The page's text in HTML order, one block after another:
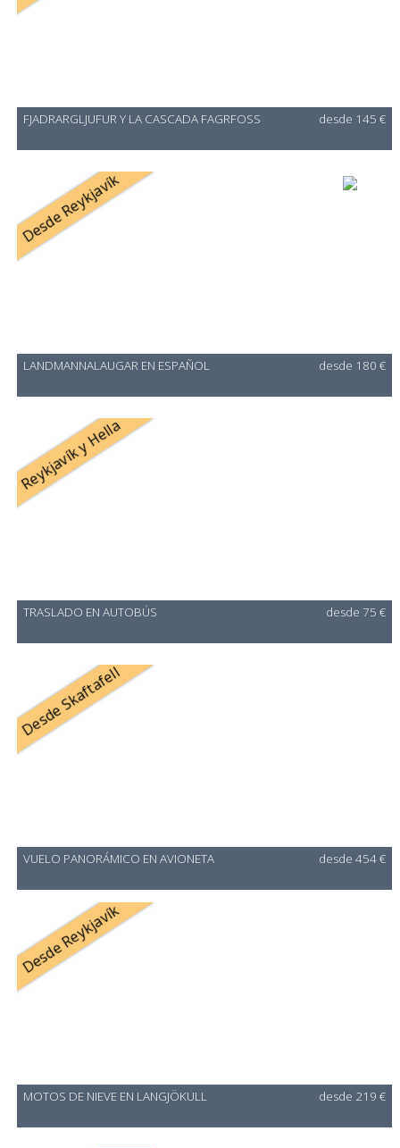
FJADRARGLJUFUR Y LA CASCADA FAGRFOSS desde 145 €
Desde Reykjavík
LANDMANNALAUGAR EN ESPAÑOL desde 180 €
Reykjavík y Hella
TRASLADO EN AUTOBÚS desde 75 €
Desde Skaftafell
VUELO PANORÁMICO EN AVIONETA desde 454 €
Desde Reykjavík
MOTOS DE NIEVE EN LANGJÖKULL desde 219 €